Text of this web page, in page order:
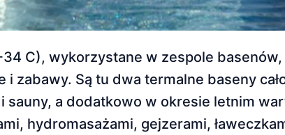
C), wykorzystane w zespole
zabawy. Są tu dwa termalne baseny
sauny, a dodatkowo w okresie letnim
hydromasażami, gejzerami,